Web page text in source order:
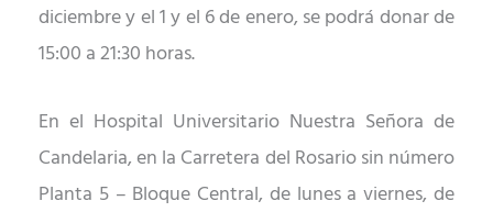
diciembre y el 1 y el 6 de enero, se podrá donar de
15:00 a 21:30 horas.
En el Hospital Universitario Nuestra Señora de
Candelaria, en la Carretera del Rosario sin número
Planta 5 – Bloque Central, de lunes a viernes, de